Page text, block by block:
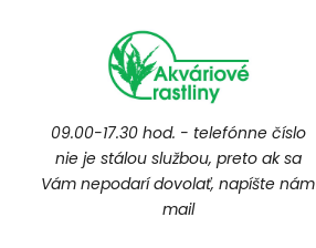
09.00-17.30 hod. - telefónne číslo
nie je stálou službou, preto ak sa
Vám nepodarí dovolať, napíšte nám
mail